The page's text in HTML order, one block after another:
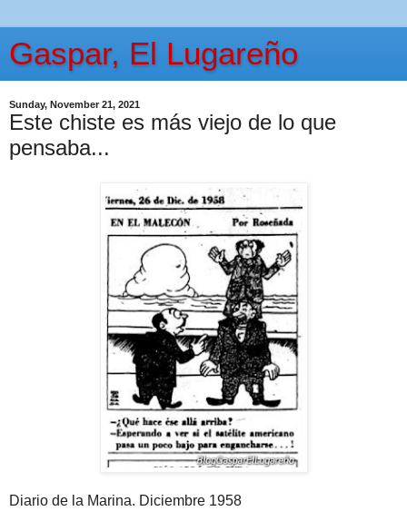
Gaspar, El Lugareño
Sunday, November 21, 2021
Este chiste es más viejo de lo que
pensaba...
Diario de la Marina. Diciembre 1958